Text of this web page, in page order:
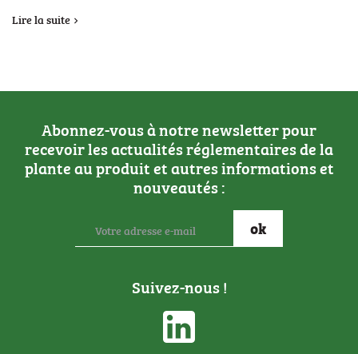
Lire la suite
Abonnez-vous à notre newsletter pour
recevoir les actualités réglementaires de la
plante au produit et autres informations et
nouveautés :
Suivez-nous !